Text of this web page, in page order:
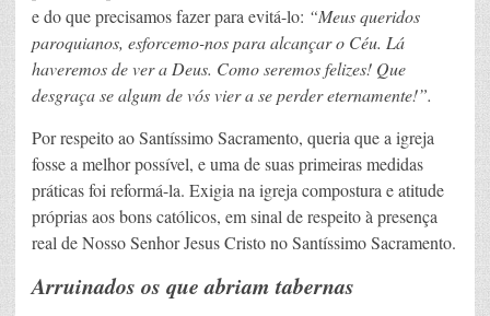
e do que precisamos fazer para evitá-lo: “Meus queridos
paroquianos, esforcemo-nos para alcançar o Céu. Lá
haveremos de ver a Deus. Como seremos felizes! Que
desgraça se algum de vós vier a se perder eternamente!”.
Por respeito ao Santíssimo Sacramento, queria que a igreja
fosse a melhor possível, e uma de suas primeiras medidas
práticas foi reformá-la. Exigia na igreja compostura e atitude
próprias aos bons católicos, em sinal de respeito à presença
real de Nosso Senhor Jesus Cristo no Santíssimo Sacramento.
Arruinados os que abriam tabernas